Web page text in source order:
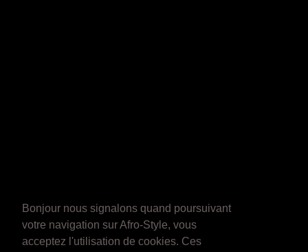
Bonjour nous signalons quand poursuivant
votre navigation sur Afro-Style, vous
acceptez l'utilisation de cookies. Ces